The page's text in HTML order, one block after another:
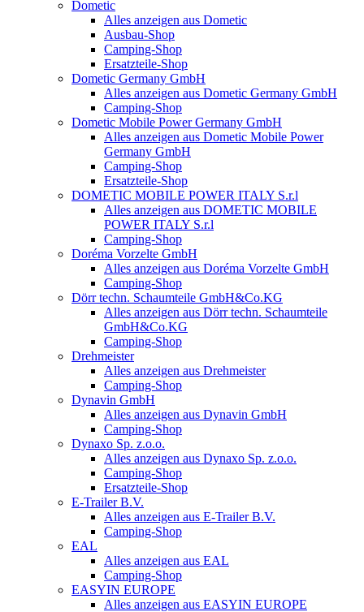
Dometic
Alles anzeigen aus Dometic
Ausbau-Shop
Camping-Shop
Ersatzteile-Shop
Dometic Germany GmbH
Alles anzeigen aus Dometic Germany GmbH
Camping-Shop
Dometic Mobile Power Germany GmbH
Alles anzeigen aus Dometic Mobile Power
Germany GmbH
Camping-Shop
Ersatzteile-Shop
DOMETIC MOBILE POWER ITALY S.r.l
Alles anzeigen aus DOMETIC MOBILE
POWER ITALY S.r.l
Camping-Shop
Doréma Vorzelte GmbH
Alles anzeigen aus Doréma Vorzelte GmbH
Camping-Shop
Dörr techn. Schaumteile GmbH&Co.KG
Alles anzeigen aus Dörr techn. Schaumteile
GmbH&Co.KG
Camping-Shop
Drehmeister
Alles anzeigen aus Drehmeister
Camping-Shop
Dynavin GmbH
Alles anzeigen aus Dynavin GmbH
Camping-Shop
Dynaxo Sp. z.o.o.
Alles anzeigen aus Dynaxo Sp. z.o.o.
Camping-Shop
Ersatzteile-Shop
E-Trailer B.V.
Alles anzeigen aus E-Trailer B.V.
Camping-Shop
EAL
Alles anzeigen aus EAL
Camping-Shop
EASYIN EUROPE
Alles anzeigen aus EASYIN EUROPE